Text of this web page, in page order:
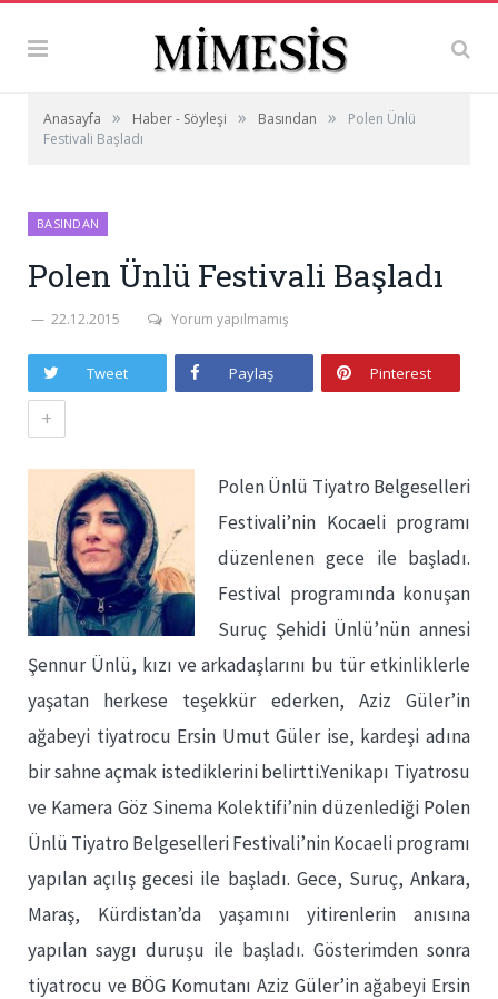
Anasayfa » Haber - Söyleşi » Basından »
Polen Ünlü
Festivali Başladı
BASINDAN
Polen Ünlü Festivali Başladı
22.12.2015 Yorum yapılmamış
Tweet Paylaş Pinterest
+
Polen Ünlü Tiyatro Belgeselleri
Festivali’nin Kocaeli programı
düzenlenen gece ile başladı.
Festival programında konuşan
Suruç Şehidi Ünlü’nün annesi
Şennur Ünlü, kızı ve arkadaşlarını bu tür etkinliklerle
yaşatan herkese teşekkür ederken, Aziz Güler’in
ağabeyi tiyatrocu Ersin Umut Güler ise, kardeşi adına
bir sahne açmak istediklerini belirtti.Yenikapı Tiyatrosu
ve Kamera Göz Sinema Kolektifi’nin düzenlediği Polen
Ünlü Tiyatro Belgeselleri Festivali’nin Kocaeli programı
yapılan açılış gecesi ile başladı. Gece, Suruç, Ankara,
Maraş, Kürdistan’da yaşamını yitirenlerin anısına
yapılan saygı duruşu ile başladı. Gösterimden sonra
tiyatrocu ve BÖG Komutanı Aziz Güler’in ağabeyi Ersin